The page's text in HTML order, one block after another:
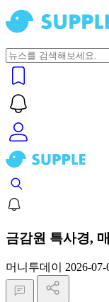
금감원 특사경,
머니투데이 2026-07-